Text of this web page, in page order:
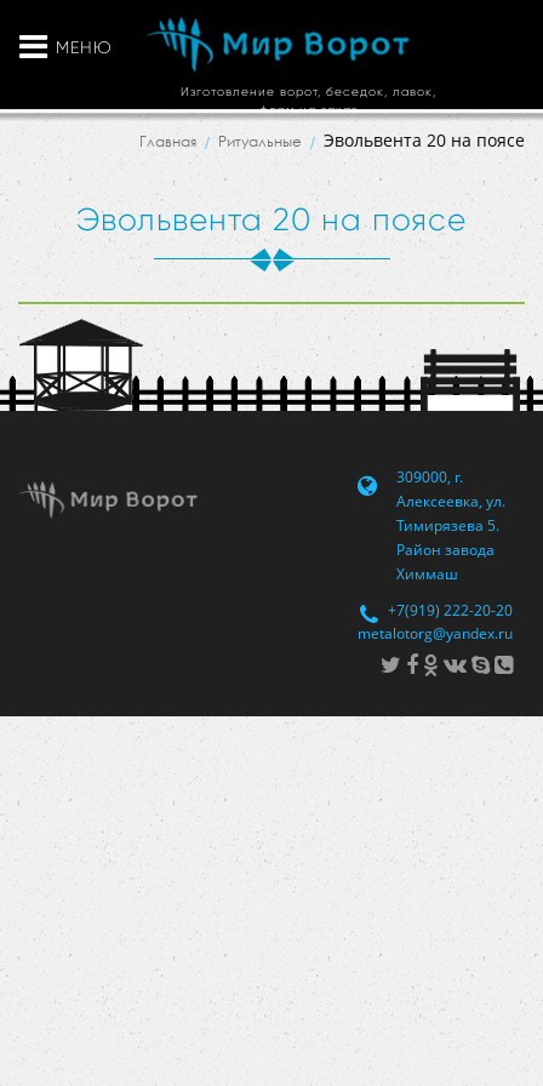
МЕНЮ
Изготовление ворот, беседок, лавок,
ферм на заказ
Главная Ритуальные Эвольвента 20 на поясе
Эвольвента 20 на поясе
309000, г.
Алексеевка, ул.
Тимирязева 5.
Район завода
Химмаш
+7(919) 222-20-20
metalotorg@yandex.ru